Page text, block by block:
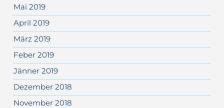
Mai 2019
April 2019
März 2019
Feber 2019
Jänner 2019
Dezember 2018
November 2018